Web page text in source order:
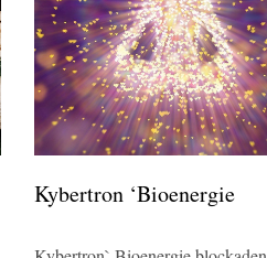
Kybertron ‘Bioenergie